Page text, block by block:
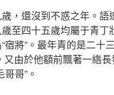
，還沒到不惑之年。
至四十五歲均屬于青
將”。最年青的是二十
又由於他額前飄著一綹
哥”。